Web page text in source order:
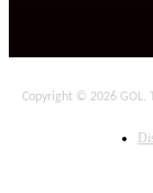
Copyright © 2026 GOL.